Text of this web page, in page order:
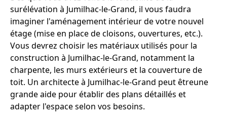
surélévation à Jumilhac-le-Grand, il vous faudra
imaginer l'aménagement intérieur de votre nouvel
étage (mise en place de cloisons, ouvertures, etc.).
Vous devrez choisir les matériaux utilisés pour la
construction à Jumilhac-le-Grand, notamment la
charpente, les murs extérieurs et la couverture de
toit. Un architecte à Jumilhac-le-Grand peut êtreune
grande aide pour établir des plans détaillés et
adapter l'espace selon vos besoins.